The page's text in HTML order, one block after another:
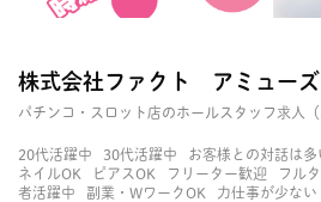
株式会社ファクト アミューズ
パチンコ・スロット店のホールスタッフ求人（
20代活躍中 30代活躍中 お客様との対話は多
ネイルOK
ピアスOK フリーター歓迎 フル
者活躍中
副業・WワークOK 力仕事が少ない